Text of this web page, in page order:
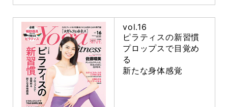
vol.16
ピラティスの新習慣
プロップスで目覚め
る
新たな身体感覚